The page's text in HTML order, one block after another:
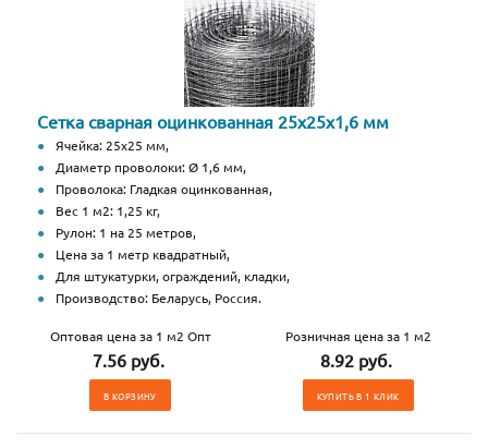
Сетка сварная оцинкованная 25х25х1,6 мм
Ячейка: 25х25 мм,
Диаметр проволоки: Ø 1,6 мм,
Проволока: Гладкая оцинкованная,
Вес 1 м2: 1,25 кг,
Рулон: 1 на 25 метров,
Цена за 1 метр квадратный,
Для штукатурки, ограждений, кладки,
Производство: Беларусь, Россия.
Оптовая цена за 1 м2 Опт
7.56 руб.
В КОРЗИНУ
Розничная цена за 1 м2
8.92 руб.
КУПИТЬ В 1 КЛИК